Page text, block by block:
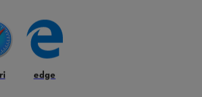
edge